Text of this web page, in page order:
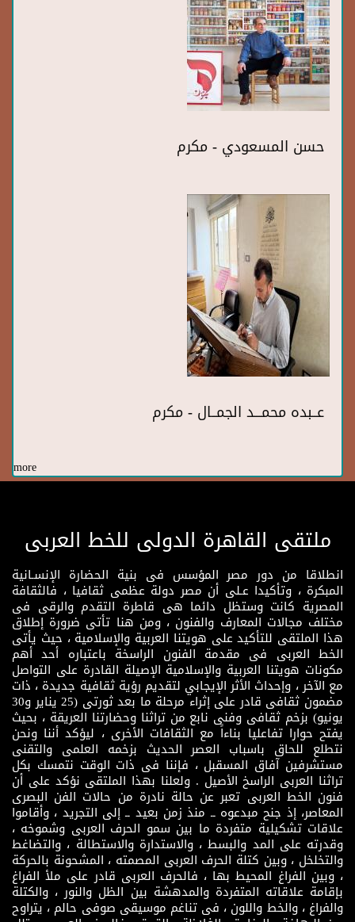
حسن المسعودي - مكرم
عــبده محمـــد الجمــال - مكرم
more
ملتقى القاهرة الدولى للخط العربى
انطلاقا من دور مصر المؤسس فى بنية الحضارة الإنسـانية
المبكرة ، وتأكيدا عـلى أن مصر دولة عظمى ثقافيا ، فالثقافة
المصرية كانت وستظل دائما هى قاطرة التقدم والرقى فى
مختلف مجالات المعارف والفنون ، ومن هنا تأتى ضرورة إطلاق
هذا الملتقى للتأكيد على هويتنا العربية والإسلامية ، حيث يأتى
الخط العربى فى مقدمة الفنون الراسخة باعتباره أحد أهم
مكونات هويتنا العربية والإسلامية الإصيلة القادرة على التواصل
مع الآخر ، وإحداث الأثر الإيجابي لتقديم رؤية ثقافية جديدة ، ذات
مضمون ثقافى قادر على إثراء مرحلة ما بعد ثورتى (25 يناير و30
يونيو) بزخم ثقافى وفنى نابع من تراثنا وحضارتنا العريقة ، بحيث
يفتح حوارا تفاعليا بناءاً مع الثقافات الأخرى ، ليؤكد أننا ونحن
نتطلع للحاق باسباب العصر الحديث بزخمه العلمى والتقنى
مستشرفين آفاق المسقبل ، فإننا فى ذات الوقت نتمسك بكل
تراثنا العربى الراسخ الأصيل . ولعلنا بهذا الملتقى نؤكد على أن
فنون الخط العربى تعبر عن حالة نادرة من حالات الفن البصرى
المعاصر، إذ جنح مبدعوه ــ منذ زمن بعيد ــ إلى التجريد ، وأقاموا
علاقات تشكيلية متفردة ما بين سمو الحرف العربى وشموخه ،
وقدرته على المد والبسط ، والاستدارة والاستطالة ، والتضاغط
والتخلخل ، وبين كتلة الحرف العربى المصمته ، المشحونة بالحركة
، وبين الفراغ المحيط بها ، فالحرف العربى قادر على ملأ الفراغ
بإقامة علاقاته المتفردة والمدهشة بين الظل والنور ، والكتلة
والفراغ ، والخط واللون ، فى تناغم موسيقى صوفى حالم ، يتراوح